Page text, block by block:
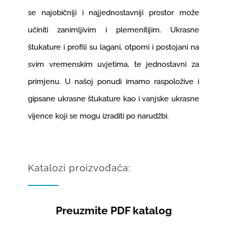
WEB SHOP
se najobičniji i najjednostavniji prostor može
učiniti zanimljivim i plemenitijim. Ukrasne
štukature i profili su lagani, otporni i postojani na
svim vremenskim uvjetima, te jednostavni za
primjenu. U našoj ponudi imamo raspoložive i
gipsane ukrasne štukature kao i vanjske ukrasne
vijence koji se mogu izraditi po narudžbi.
Katalozi proizvođača:
Preuzmite PDF katalog